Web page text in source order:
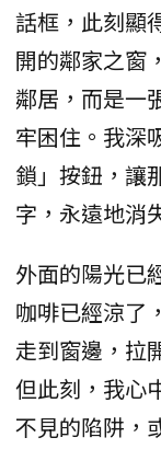
話框，此刻顯
開的鄰家之窗
鄰居，而是一
牢困住。我深
鎖」按鈕，讓
字，永遠地消
外面的陽光已
咖啡已經涼了
走到窗邊，拉
但此刻，我心
不見的陷阱，